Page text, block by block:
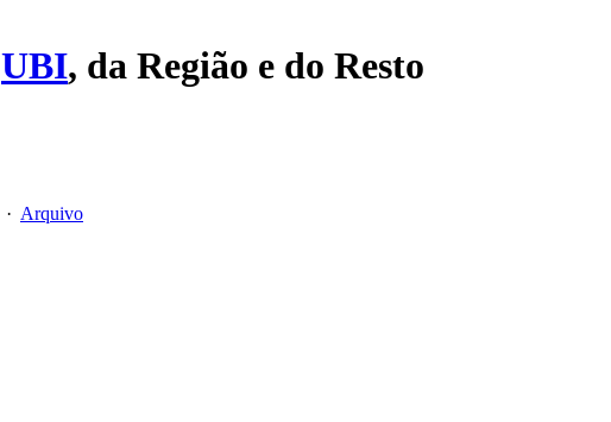
UBI, da Região e do Resto
· Arquivo